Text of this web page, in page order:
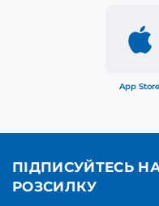
App Store
ПІДПИСУЙТЕСЬ
РОЗСИЛКУ